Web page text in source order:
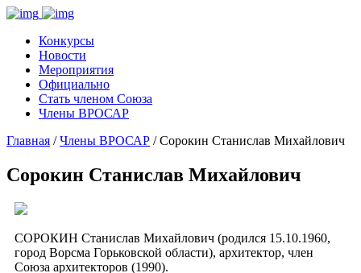
Конкурсы
Новости
Мероприятия
Официально
Стать членом Союза
Члены ВРОСАР
Главная /Члены ВРОСАР / Сорокин Станислав Михайлович
Сорокин Станислав Михайлович
СОРОКИН Станислав Михайлович (родился 15.10.1960,
город Ворсма Горьковской области), архитектор, член
Союза архитекторов (1990).